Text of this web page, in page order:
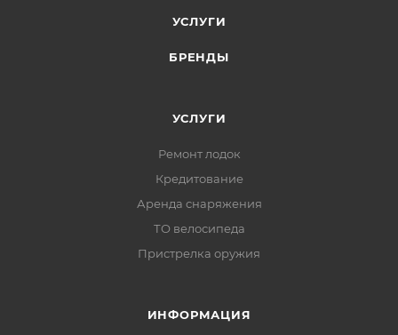
УСЛУГИ
БРЕНДЫ
УСЛУГИ
Ремонт лодок
Кредитование
Аренда снаряжения
ТО велосипеда
Пристрелка оружия
ИНФОРМАЦИЯ